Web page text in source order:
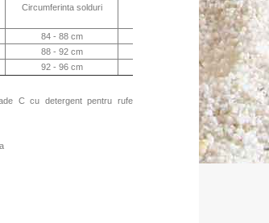
Circumferinta solduri
(spate)
84 - 88 cm
21 cm
88 - 92 cm
22 cm
92 - 96 cm
23 cm
C cu detergent pentru rufe